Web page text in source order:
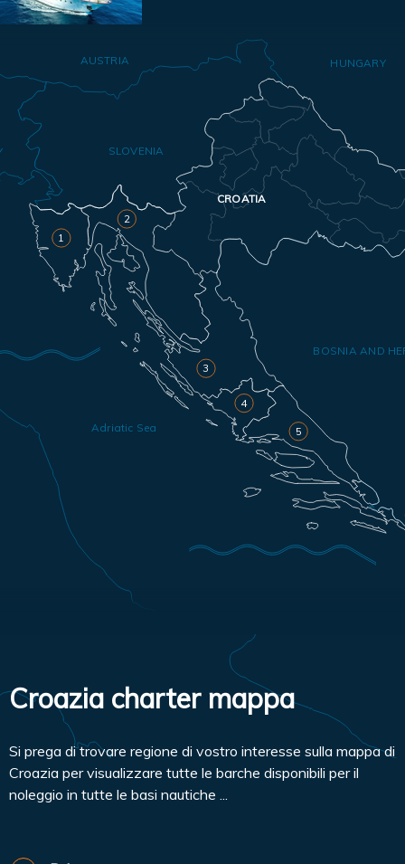
AUSTRIA HUNGARY
BOSNIA AND
SLOVENIA
Adriatic Sea
1
2
3
4
5
CROATIA
Croazia charter mappa
Si prega di trovare regione di vostro interesse sulla mappa di
Croazia per visualizzare tutte le barche disponibili per il
noleggio in tutte le basi nautiche ...